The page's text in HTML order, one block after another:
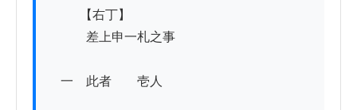
差上申一札之事
一　此者　　壱人